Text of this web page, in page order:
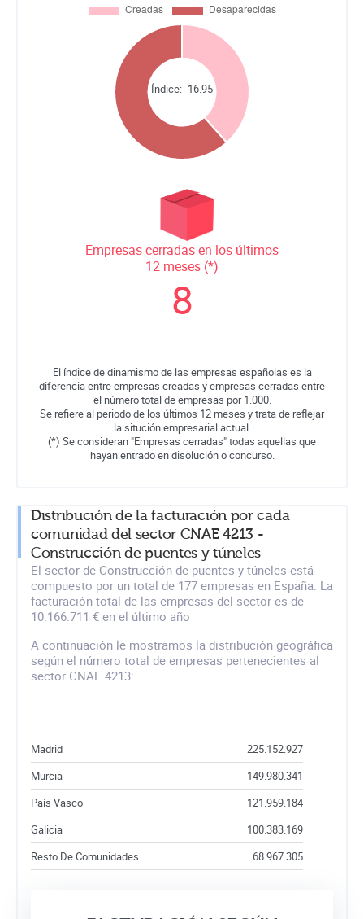
Índice:-16.95
Empresas cerradas en los últimos
12 meses (*)
8
El índice de dinamismo de las empresas españolas es la
diferencia entre empresas creadas y empresas cerradas entre
el número total de empresas por 1.000.
Se refiere al periodo de los últimos 12 meses y trata de reflejar
la situción empresarial actual.
(*) Se consideran "Empresas cerradas" todas aquellas que
hayan entrado en disolución o concurso.
Distribución de la facturación por cada
comunidad del sector CNAE 4213 -
Construcción de puentes y túneles
El sector de Construcción de puentes y túneles está
compuesto por un total de 177 empresas en España. La
facturación total de las empresas del sector es de
10.166.711 € en el último año
A continuación le mostramos la distribución geográfica
según el número total de empresas pertenecientes al
sector CNAE 4213:
Madrid
225.152.927
Murcia
149.980.341
País Vasco
121.959.184
Galicia
100.383.169
Resto De Comunidades
68.967.305